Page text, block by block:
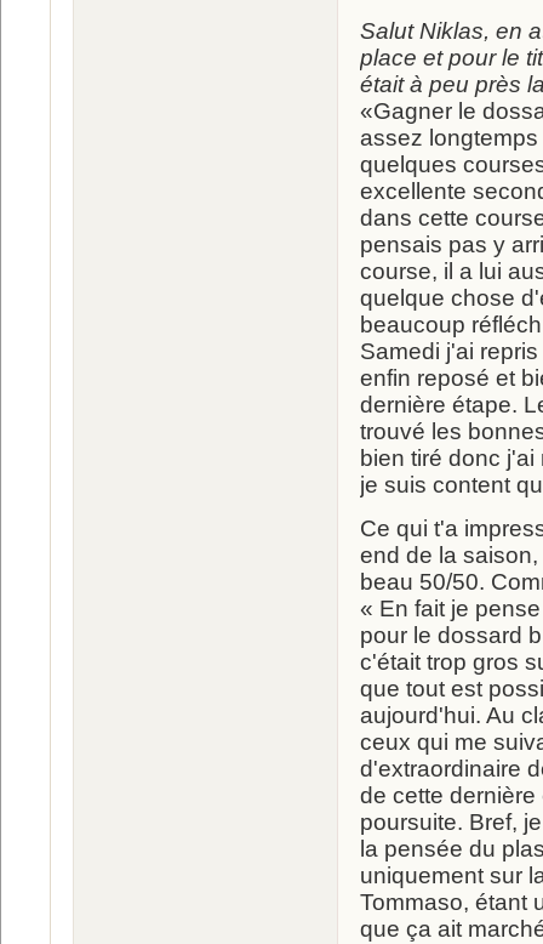
Salut Niklas, en
place et pour le
était à peu près
«Gagner le
assez
quelques
excellente
dans cette
pensais pas y
course, il a lui
quelque chose
beaucoup
Samedi j'ai
enfin reposé et
dernière étape.
trouvé les
bien tiré donc
je suis content
Ce qui t'a
end de la
beau 50/50.
« En fait je
pour le dossard
c'était trop gros
que tout est
aujourd'hui. Au
ceux qui me
d'extraordinaire
de cette
poursuite. Bref,
la pensée du
uniquement sur
Tommaso, étant
que ça ait